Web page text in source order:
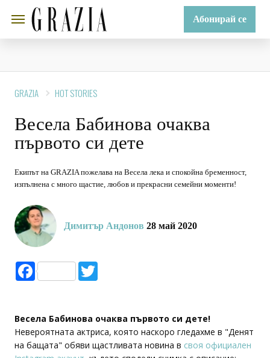
Абонирай се
GRAZIA HOT STORIES
Весела Бабинова очаква
първото си дете
Екипът на GRAZIA пожелава на Весела лека и спокойна бременност,
изпълнена с много щастие, любов и прекрасни семейни моменти!
Димитър Андонов 28 май 2020
Facebook
Весела Бабинова очаква първото си дете!
Невероятната актриса, която наскоро гледахме в "Денят
на бащата" обяви щастливата новина в своя официален